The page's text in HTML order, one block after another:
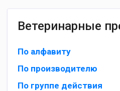
Ветеринарные
По алфавиту
По производителю
По группе действия